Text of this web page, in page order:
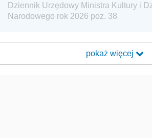
Dziennik Urzędowy Ministra Kultury i
Narodowego rok 2026 poz. 38
pokaż więcej